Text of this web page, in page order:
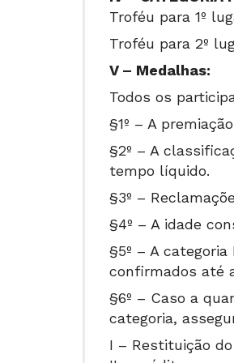
Troféu para 1º
Troféu para 2º
V – Medalhas:
Todos os
§1º – A
§2º – A
tempo líquido.
§3º –
§4º – A idade
§5º – A
confirmados até
§6º – Caso a
categoria,
I – Restituição